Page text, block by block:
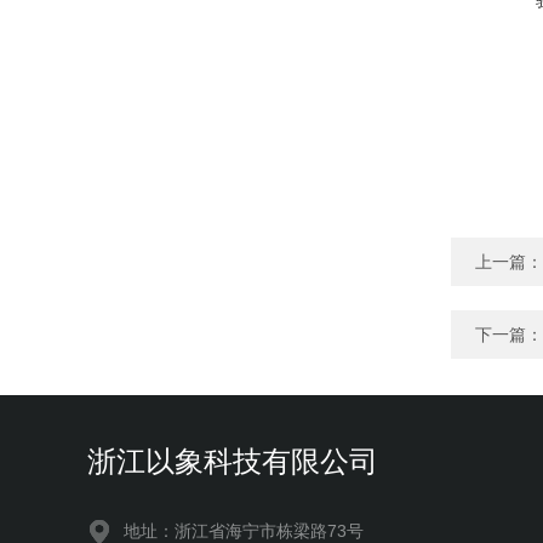
上一篇：
下一篇：
浙江以象科技有限公司
地址：浙江省海宁市栋梁路73号